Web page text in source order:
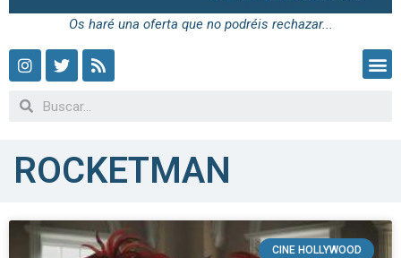
Os haré una oferta que no podréis rechazar...
ROCKETMAN
CINE HOLLYWOOD